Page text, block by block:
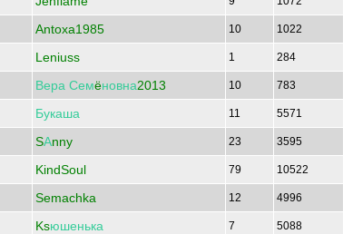
Antoxa1985 10 1022
Leniuss 1 284
Вера Семёновна2013 10 783
Букаша 11 5571
SАnny 23 3595
KindSoul 79 10522
Semachka 12 4996
Ksюшенька 7 5088